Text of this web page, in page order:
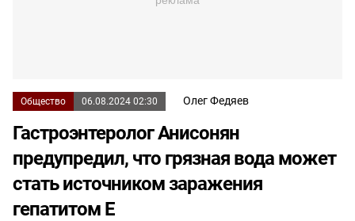
Общество 06.08.2024 02:30 Олег Федяев
Гастроэнтеролог Анисонян
предупредил, что грязная вода может
стать источником заражения
гепатитом Е